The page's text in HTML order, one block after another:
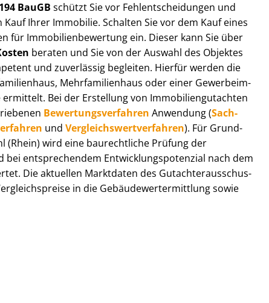
BauGB schützt Sie vor Fehl­ent­schei­dun­gen und
Ihrer Immobilie. Schalten Sie vor dem Kauf eines
für Im­mo­bi­li­en­be­wer­tung ein. Dieser kann Sie über
beraten und Sie von der Auswahl des Objektes
und zuverlässig begleiten. Hierfür werden die
Mehr­fa­mi­li­en­haus oder einer Ge­wer­be­im­
Bei der Erstellung von Im­mo­bi­li­en­gut­ach­ten
Be­wer­tungs­ver­fah­ren Anwendung (Sach­
und Ver­gleichs­wert­ver­fah­ren). Für Grund­
(Rhein) wird eine baurechtliche Prüfung der
bei entsprechendem Ent­wick­lungs­po­ten­zi­al nach dem
Die aktuellen Marktdaten des Gut­ach­ter­aus­schus­
in die Ge­bäu­de­wert­ermitt­lung sowie